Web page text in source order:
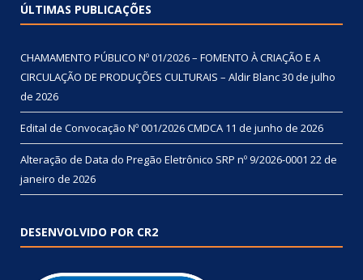
ÚLTIMAS PUBLICAÇÕES
CHAMAMENTO PÚBLICO Nº 01/2026 – FOMENTO À CRIAÇÃO E A
CIRCULAÇÃO DE PRODUÇÕES CULTURAIS – Aldir Blanc30 de julho
de 2026
Edital de Convocação Nº 001/2026 CMDCA 11 de junho de 2026
Alteração de Data do Pregão Eletrônico SRP nº 9/2026-0001 22 de
janeiro de 2026
DESENVOLVIDO POR CR2